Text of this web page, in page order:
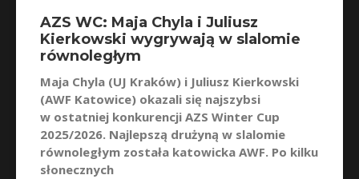
AZS WC: Maja Chyla i Juliusz
Kierkowski wygrywają w slalomie
równoległym
Maja Chyla (UJ Kraków) i Juliusz Kierkowski
(AWF Katowice) okazali się najszybsi
w ostatniej konkurencji AZS Winter Cup
2025/2026. Najlepszą drużyną w slalomie
równoległym została katowicka AWF. Po kilku
słonecznych